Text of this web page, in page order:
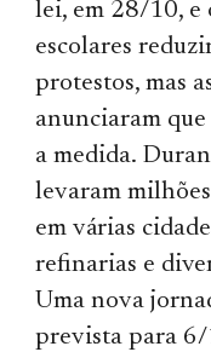
lei, em 28/10, e
escolares
protestos, mas
anunciaram
a medida.
levaram
em várias
refinarias e
Uma nova
prevista para